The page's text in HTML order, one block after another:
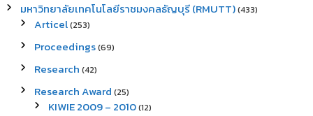
มหาวิทยาลัยเทคโนโลยีราชมงคลธัญบุรี (RMUTT)(433)
Articel(253)
Proceedings(69)
Research (42)
Research Award (25)
KIWIE 2009 – 2010(12)